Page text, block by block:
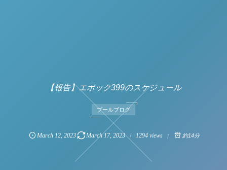
【報告】エポック399のスケジュール
プールブログ
March 12 ,2023 March 17, 2023 1294 views 約14分